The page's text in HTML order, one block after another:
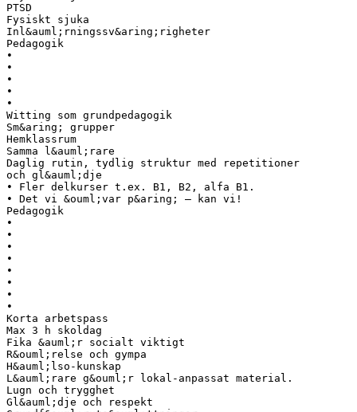
PTSD
Fysiskt sjuka
Inl&auml;rningssv&aring;righeter
Pedagogik
•
•
•
•
•
Witting som grundpedagogik
Sm&aring; grupper
Hemklassrum
Samma l&auml;rare
Daglig rutin, tydlig struktur med repetitioner
och gl&auml;dje
• Fler delkurser t.ex. B1, B2, alfa B1.
• Det vi &ouml;var p&aring; – kan vi!
Pedagogik
•
•
•
•
•
•
•
•
Korta arbetspass
Max 3 h skoldag
Fika &auml;r socialt viktigt
R&ouml;relse och gympa
H&auml;lso-kunskap
L&auml;rare g&ouml;r lokal-anpassat material.
Lugn och trygghet
Gl&auml;dje och respekt